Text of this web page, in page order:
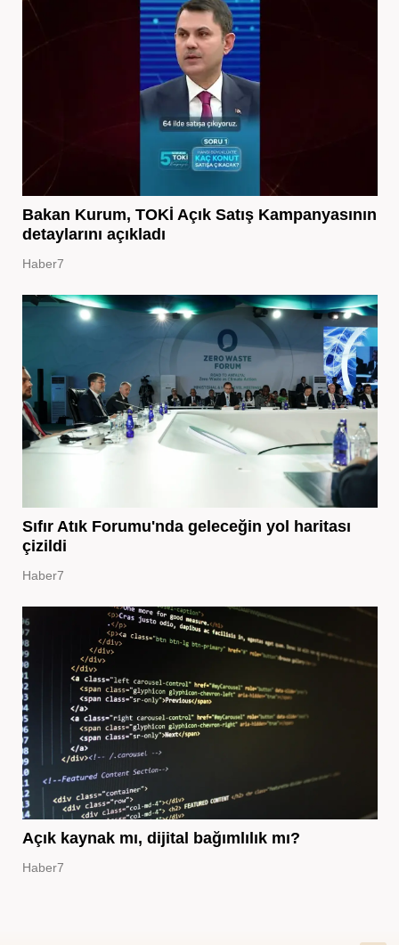
Bakan Kurum, TOKİ Açık Satış Kampanyasının
detaylarını açıkladı
Haber7
Sıfır Atık Forumu'nda geleceğin yol haritası
çizildi
Haber7
Açık kaynak mı, dijital bağımlılık mı?
Haber7